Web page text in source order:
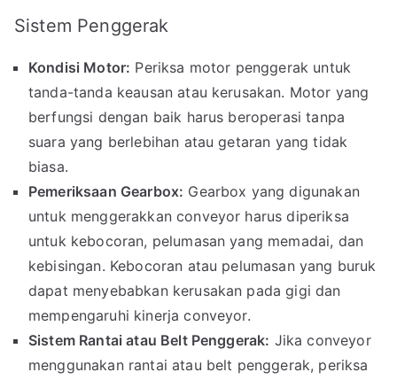
Sistem Penggerak
Kondisi Motor: Periksa motor penggerak untuk
tanda-tanda keausan atau kerusakan. Motor yang
berfungsi dengan baik harus beroperasi tanpa
suara yang berlebihan atau getaran yang tidak
biasa.
Pemeriksaan Gearbox: Gearbox yang digunakan
untuk menggerakkan conveyor harus diperiksa
untuk kebocoran, pelumasan yang memadai, dan
kebisingan. Kebocoran atau pelumasan yang buruk
dapat menyebabkan kerusakan pada gigi dan
mempengaruhi kinerja conveyor.
Sistem Rantai atau Belt Penggerak: Jika conveyor
menggunakan rantai atau belt penggerak, periksa